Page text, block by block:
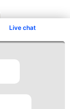
Live chat